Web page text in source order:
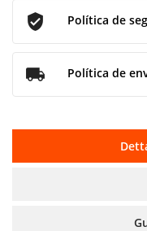
Política de
Política de